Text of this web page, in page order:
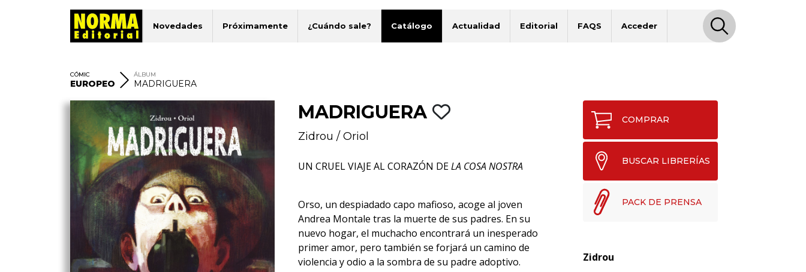
Novedades Próximamente ¿Cuándo sale? Catálogo Actualidad Editorial FAQS Acceder
CÓMIC
EUROPEO
ÁLBUM
MADRIGUERA
MADRIGUERA
Zidrou / Oriol
UN CRUEL VIAJE AL CORAZÓN DELA COSA NOSTRA
Orso, un despiadado capo mafioso, acoge al joven
Andrea Montale tras la muerte de sus padres. En su
nuevo hogar, el muchacho encontrará un inesperado
primer amor, pero también se forjará un camino de
violencia y odio a la sombra de su padre adoptivo.
COMPRAR
BUSCAR LIBRERÍAS
PACK DE PRENSA
Zidrou